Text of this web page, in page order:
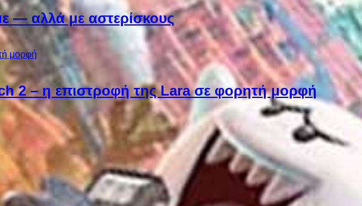
— αλλά με αστερίσκους
2 – η επιστροφή της Lara σε φορητή μορφή